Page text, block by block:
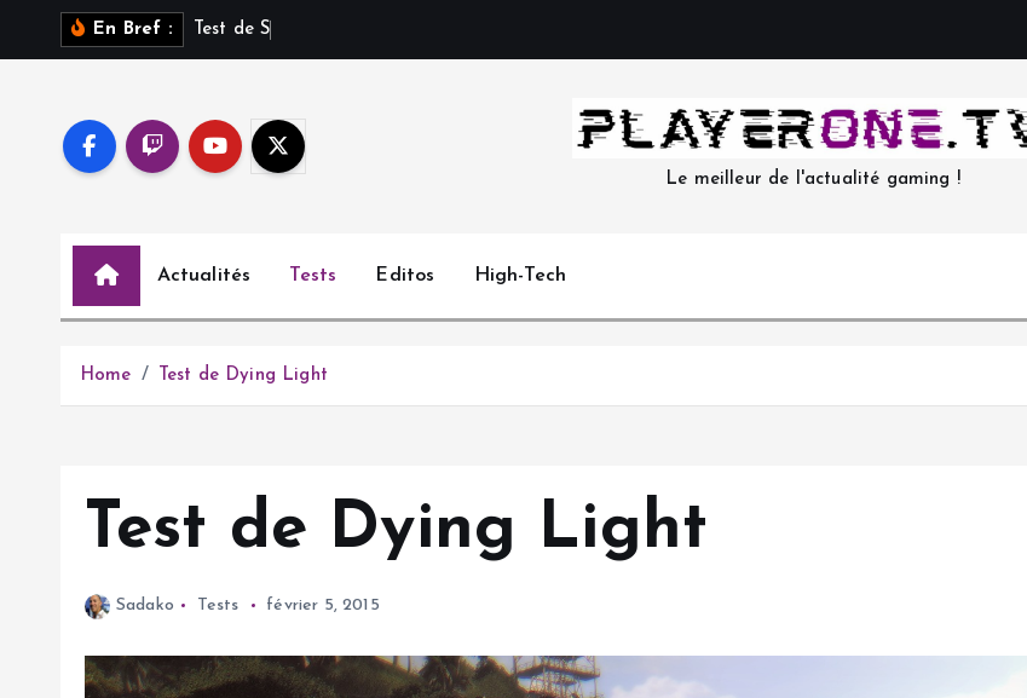
En Bref : est d e S
Le meilleur de l'actualité gaming !
Actualités Tests Editos High-Tech
Home Test de Dying Light
Test de Dying Light
Sadako Tests février 5, 2015